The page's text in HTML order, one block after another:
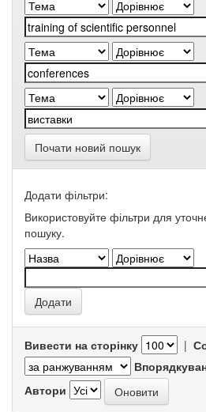
Почати новий пошук
Додати фільтри:
Використовуйте фільтри для
пошуку.
Вивести на сторінку |
Автори